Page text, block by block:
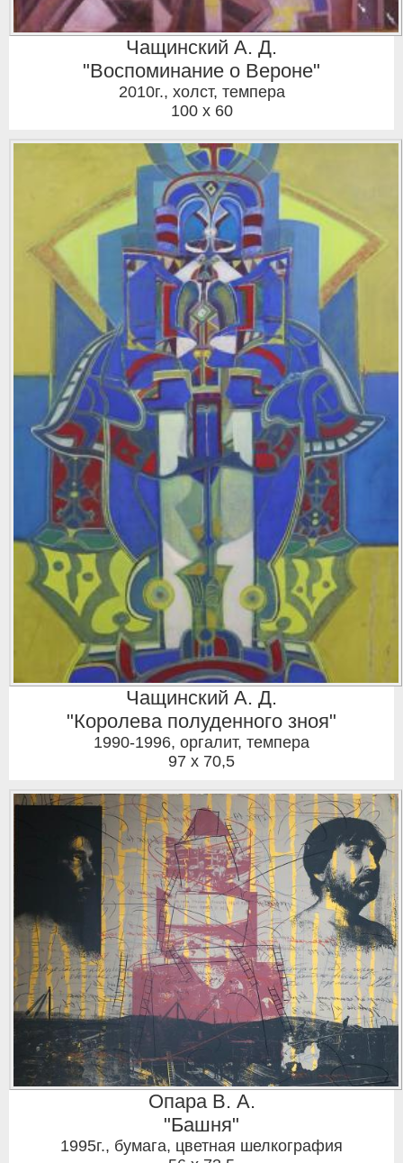
Чащинский А. Д.
"Воспоминание о Вероне"
2010г., холст, темпера
100 x 60
Чащинский А. Д.
"Королева полуденного зноя"
1990-1996, оргалит, темпера
97 x 70,5
Опара В. А.
"Башня"
1995г., бумага, цветная шелкография